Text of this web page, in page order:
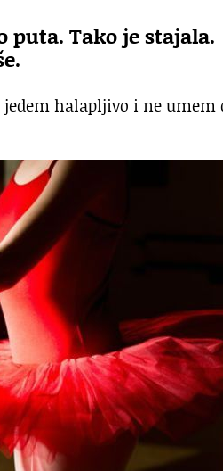
Tako je stajala.
halapljivo i ne umem